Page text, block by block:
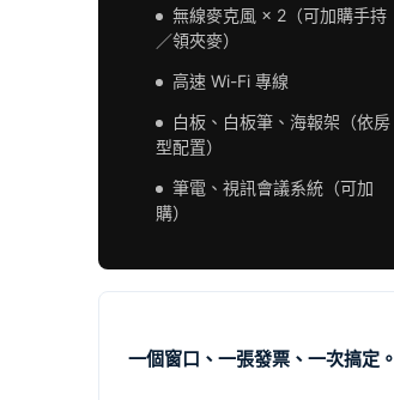
無線麥克風 × 2（可加購手持
／領夾麥）
高速 Wi-Fi 專線
白板、白板筆、海報架（依房
型配置）
筆電、視訊會議系統（可加
購）
一個窗口、一張發票、一次搞定。